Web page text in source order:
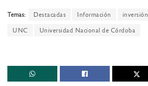
Temas: Destacadas Información inversión
UNC
Universidad Nacional de Córdoba